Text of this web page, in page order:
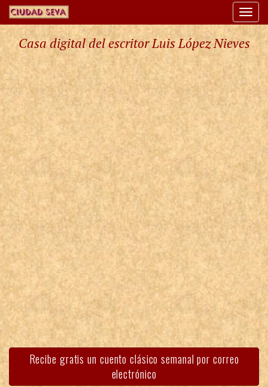
Casa digital del escritor Luis López Nieves
Recibe gratis un cuento clásico semanal por correo
electrónico